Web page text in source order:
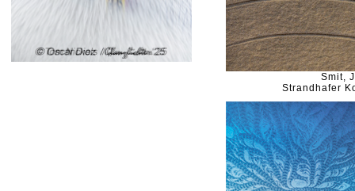
Smit,
Strandhafer